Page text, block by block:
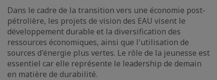
Dans le cadre de la transition vers une économie post-
pétrolière, les projets de vision des EAU visent le
développement durable et la diversification des
ressources économiques, ainsi que l'utilisation de
sources d'énergie plus vertes. Le rôle de la jeunesse est
essentiel car elle représente le leadership de demain
en matière de durabilité.